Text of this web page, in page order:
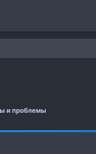
и проблемы